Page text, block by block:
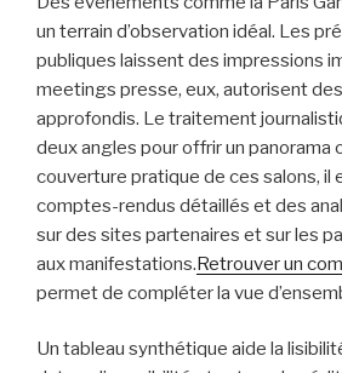
un terrain d’observation idéal. Les
publiques laissent des impressions
meetings presse, eux, autorisent
approfondis. Le traitement
deux angles pour offrir un panorama
couverture pratique de ces salons, il
comptes-rendus détaillés et des
sur des sites partenaires et sur les
aux manifestations.Retrouver un
permet de compléter la vue
Un tableau synthétique aide la